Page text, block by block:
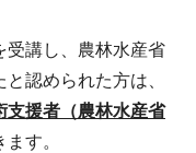
講し、農林水産省
認められた方は、
支援者（農林水産省
す。